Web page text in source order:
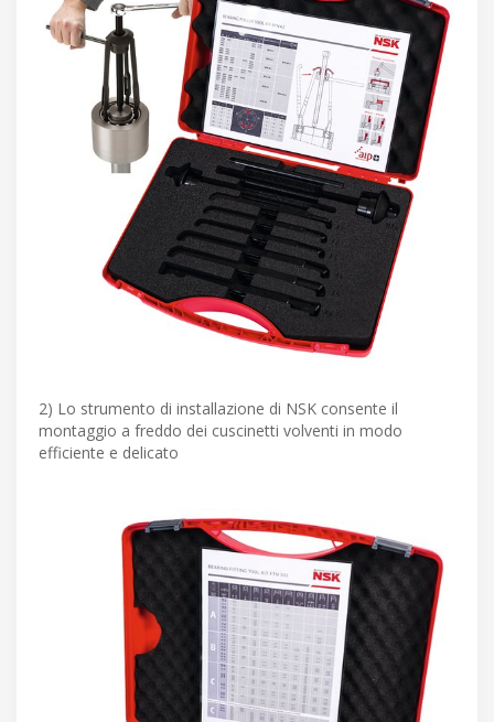
2) Lo strumento di installazione di NSK consente il
montaggio a freddo dei cuscinetti volventi in modo
efficiente e delicato